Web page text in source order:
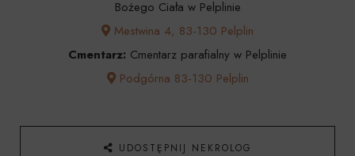
Bożego Ciała w Pelplinie
Mestwina 4, 83-130 Pelplin
Cmentarz: Cmentarz parafialny w Pelplinie
Podgórna 83-130 Pelplin
UDOSTĘPNIJ NEKROLOG